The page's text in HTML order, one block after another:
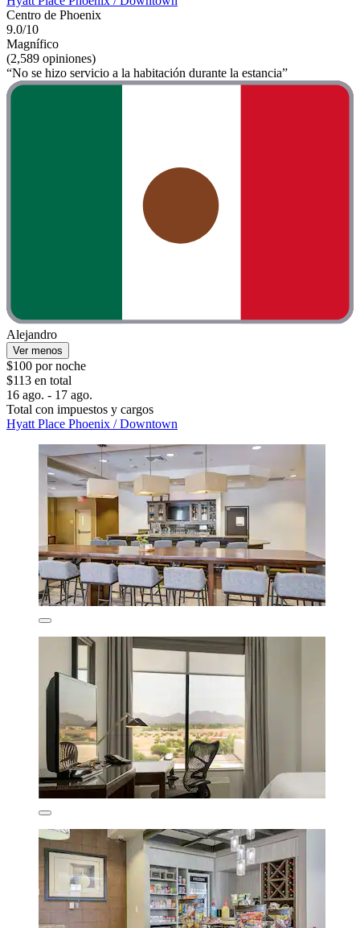
Centro de Phoenix
9.0/10
Magnífico
(2,589 opiniones)
“No se hizo servicio a la habitación durante la estancia”
Alejandro
Ver menos
$100 por noche
$113 en total
16 ago. - 17 ago.
Total con impuestos y cargos
Hyatt Place Phoenix / Downtown